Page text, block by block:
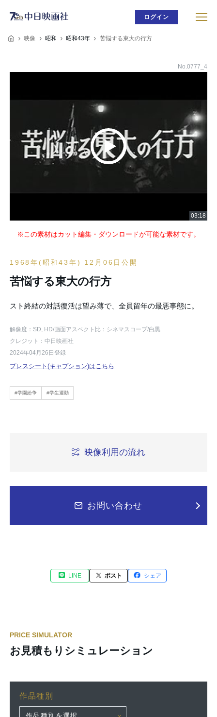
ログイン
映像 昭和 昭和43年 苦悩する東大の行方
No.0777_4
※この素材はカット編集・ダウンロードが可能な素材です。
1968年(昭和43年) 12月06日公開
苦悩する東大の行方
スト終結の対話復活は望み薄で、全員留年の最悪事態に。
解像度：SD, HD/画面アスペクト比：シネマスコープ/白黒
クレジット：中日映画社
2024年04月26日登録
プレスシート(キャプション)はこちら
#学園紛争 #学生運動
映像利用の流れ
お問い合わせ
LINE ポスト シェア
PRICE SIMULATOR
お見積もりシミュレーション
作品種別